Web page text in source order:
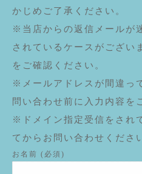
かじめご了承ください。
※当店からの返信メールが
されているケースがござい
をご確認ください。
※メールアドレスが間違っ
問い合わせ前に入力内容を
※ドメイン指定受信をされ
てからお問い合わせくださ
お名前 (必須)